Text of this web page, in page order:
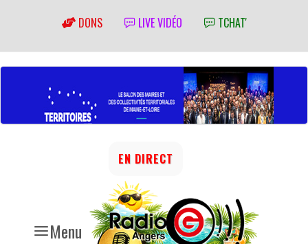
DONS LIVE VIDÉO TCHAT'
Menu
EN DIRECT